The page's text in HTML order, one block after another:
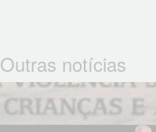
Outras notícias